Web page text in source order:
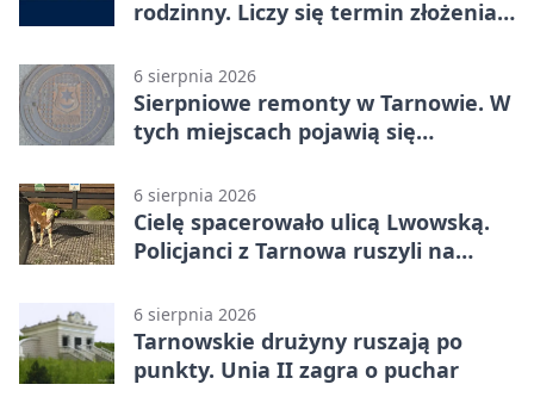
rodzinny. Liczy się termin złożenia
6 sierpnia 2026
Sierpniowe remonty w Tarnowie. W
tych miejscach pojawią się
6 sierpnia 2026
Cielę spacerowało ulicą Lwowską.
Policjanci z Tarnowa ruszyli na
6 sierpnia 2026
Tarnowskie drużyny ruszają po
punkty. Unia II zagra o puchar